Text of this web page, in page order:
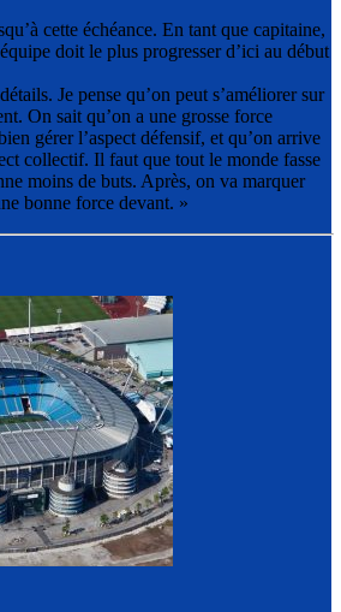
cette échéance. En tant que capitaine,
doit le plus progresser d’ici au début
Je pense qu’on peut s’améliorer sur
On sait qu’on a une grosse force
gérer l’aspect défensif, et qu’on arrive
collectif. Il faut que tout le monde fasse
moins de buts. Après, on va marquer
bonne force devant. »